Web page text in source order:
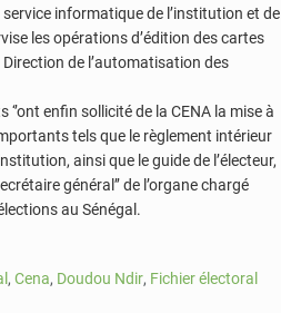
informatique de l’institution et de
les opérations d’édition des cartes
de l’automatisation des
enfin sollicité de la CENA la mise à
tels que le règlement intérieur
ainsi que le guide de l’électeur,
général’’ de l’organe chargé
au Sénégal.
, Cena, Doudou Ndir, Fichier électoral